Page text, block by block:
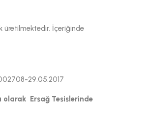
üretilmektedir. İçeriğinde
29.05.2017
olarak Ersağ Tesislerinde